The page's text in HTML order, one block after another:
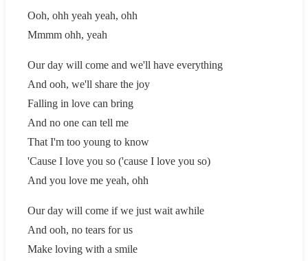
Ooh, ohh yeah yeah, ohh
Mmmm ohh, yeah
Our day will come and we'll have everything
And ooh, we'll share the joy
Falling in love can bring
And no one can tell me
That I'm too young to know
'Cause I love you so ('cause I love you so)
And you love me yeah, ohh
Our day will come if we just wait awhile
And ooh, no tears for us
Make loving with a smile